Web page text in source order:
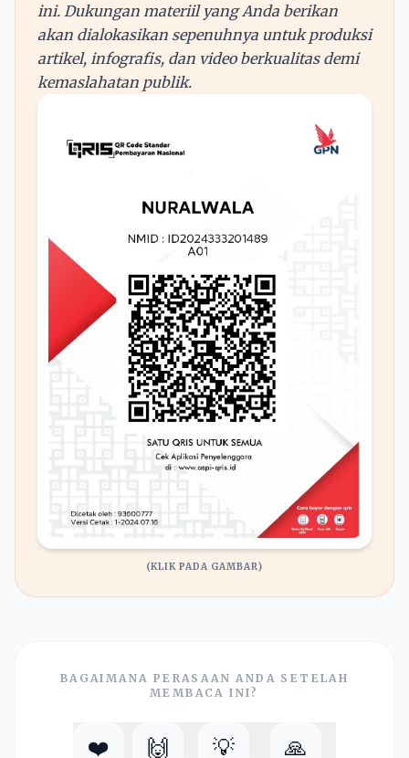
ini. Dukungan materiil yang Anda berikan
akan dialokasikan sepenuhnya untuk produksi
artikel, infografis, dan video berkualitas demi
kemaslahatan publik.
(KLIK PADA GAMBAR)
BAGAIMANA PERASAAN ANDA SETELAH
MEMBACA INI?
❤️ 🙌 💡 🙏